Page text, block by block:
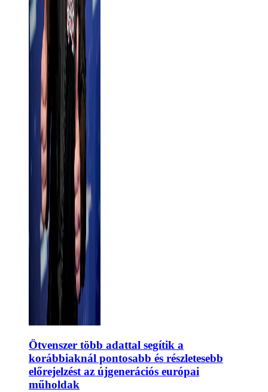
Ötvenszer több adattal segítik a
korábbiaknál pontosabb és részletesebb
előrejelzést az újgenerációs európai
műholdak